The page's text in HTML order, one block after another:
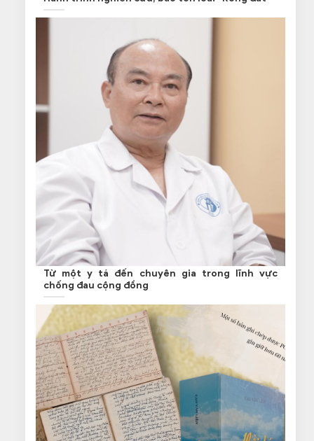
Từ một y tá đến chuyên gia trong lĩnh vực
chống đau cộng đồng